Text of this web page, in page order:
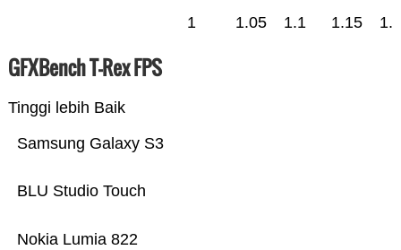
1 1.05 1.1 1.15 1.2
GFXBench T-Rex FPS
Tinggi lebih Baik
Nokia Lumia 822
BLU Studio Touch
Samsung Galaxy S3